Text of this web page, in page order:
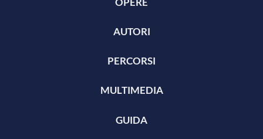
AUTORI
PERCORSI
MULTIMEDIA
GUIDA